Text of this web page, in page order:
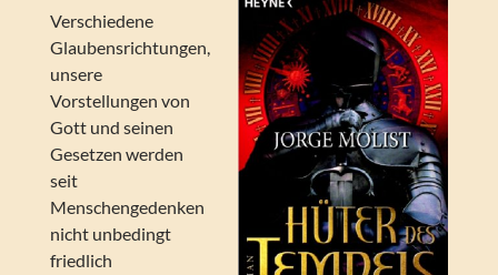
Verschiedene
Glaubensrichtungen,
unsere
Vorstellungen von
Gott und seinen
Gesetzen werden
seit
Menschengedenken
nicht unbedingt
friedlich